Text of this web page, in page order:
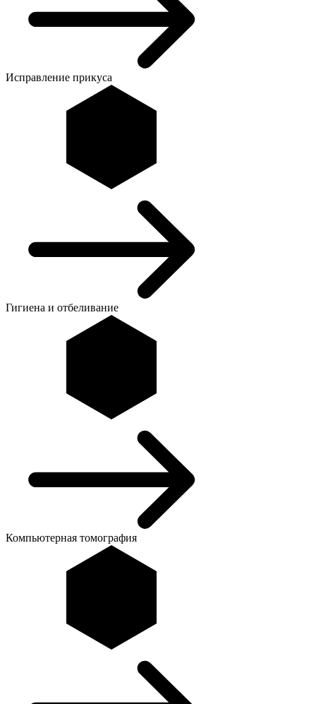
Исправление прикуса
Гигиена и отбеливание
Компьютерная томография